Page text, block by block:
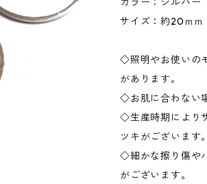
サイズ：約20ｍ
◇照明やお使いの
があります。
◇お肌に合わない
◇生産時期により
ツキがございます。
◇細かな擦り傷や
がございます。